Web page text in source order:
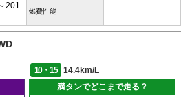
201
燃費性能 -
10・15
14.4km/L
満タンでどこまで走る？